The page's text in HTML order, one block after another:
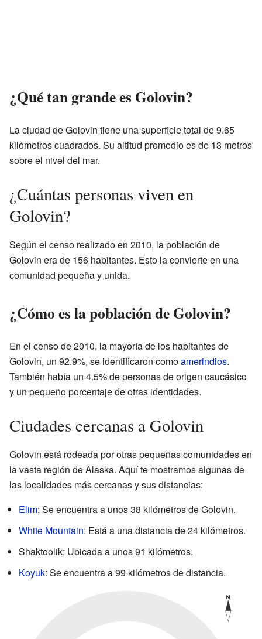
¿Qué tan grande es Golovin?
La ciudad de Golovin tiene una superficie total de 9.65
kilómetros cuadrados. Su altitud promedio es de 13 metros
sobre el nivel del mar.
¿Cuántas personas viven en
Golovin?
Según el censo realizado en 2010, la población de
Golovin era de 156 habitantes. Esto la convierte en una
comunidad pequeña y unida.
¿Cómo es la población de Golovin?
En el censo de 2010, la mayoría de los habitantes de
Golovin, un 92.9%, se identificaron comoamerindios.
También había un 4.5% de personas de origen caucásico
y un pequeño porcentaje de otras identidades.
Ciudades cercanas a Golovin
Golovin está rodeada por otras pequeñas comunidades en
la vasta región de Alaska. Aquí te mostramos algunas de
las localidades más cercanas y sus distancias:
Elim: Se encuentra a unos 38 kilómetros de Golovin.
White Mountain: Está a una distancia de 24 kilómetros.
Shaktoolik: Ubicada a unos 91 kilómetros.
Koyuk: Se encuentra a 99 kilómetros de distancia.